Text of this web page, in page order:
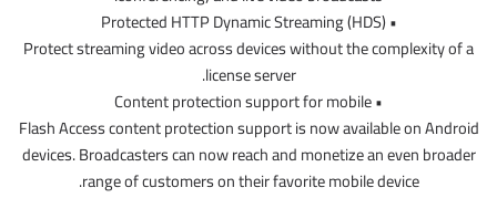
• Protected HTTP Dynamic Streaming (HDS)
Protect streaming video across devices without the complexity of a
license server.
• Content protection support for mobile
Flash Access content protection support is now available on Android
devices. Broadcasters can now reach and monetize an even broader
range of customers on their favorite mobile device.